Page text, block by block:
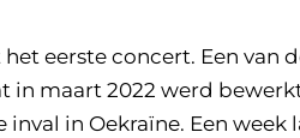
eerste concert. Een van
in maart 2022 werd
inval in Oekraïne. Een